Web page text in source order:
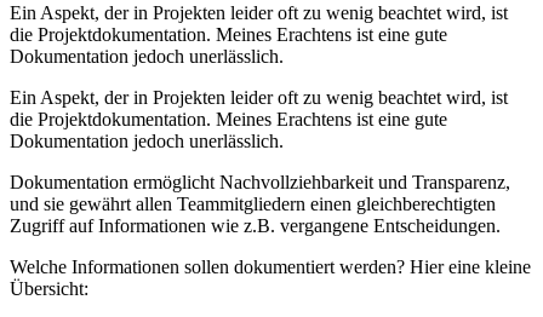
Ein Aspekt, der in Projekten leider oft zu wenig beachtet wird, ist
die Projektdokumentation. Meines Erachtens ist eine gute
Dokumentation jedoch unerlässlich.
Ein Aspekt, der in Projekten leider oft zu wenig beachtet wird, ist
die Projektdokumentation. Meines Erachtens ist eine gute
Dokumentation jedoch unerlässlich.
Dokumentation ermöglicht Nachvollziehbarkeit und Transparenz,
und sie gewährt allen Teammitgliedern einen gleichberechtigten
Zugriff auf Informationen wie z.B. vergangene Entscheidungen.
Welche Informationen sollen dokumentiert werden? Hier eine kleine
Übersicht: